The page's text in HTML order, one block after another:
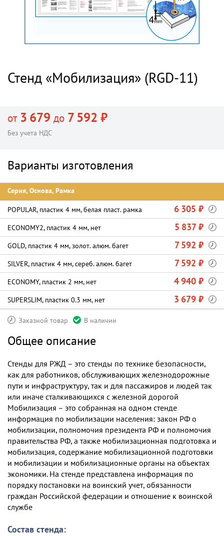
Стенд «Мобилизация» (RGD-11)
от3 679 до 7 592 ₽
Без учета НДС
Варианты изготовления
Серия, Основа, Рамка
POPULAR, пластик 4 мм, белая пласт. рамка 6 305 ₽
ECONOMY2, пластик 4 мм, нет 5 837 ₽
GOLD, пластик 4 мм, золот. алюм. багет 7 592 ₽
SILVER, пластик 4 мм, сереб. алюм. багет 7 592 ₽
ECONOMY, пластик 2 мм, нет 4 940 ₽
SUPERSLIM, пластик 0.3 мм, нет 3 679 ₽
Заказной товар В наличии
Общее описание
Стенды для РЖД – это стенды по технике безопасности,
как для работников, обслуживающих железнодорожные
пути и инфраструктуру, так и для пассажиров и людей так
или иначе сталкивающихся с железной дорогой
Мобилизация – это собранная на одном стенде
информация по мобилизации населения: закон РФ о
мобилизации, полномочия президента РФ и полномочия
правительства РФ, а также мобилизационная подготовка и
мобилизация, содержание мобилизационной подготовки
и мобилизации и мобилизационные органы на объектах
экономики. На стенде представлена информация по
порядку постановки на воинский учет, обязанности
граждан Российской федерации и отношение к воинской
службе
Состав стенда: